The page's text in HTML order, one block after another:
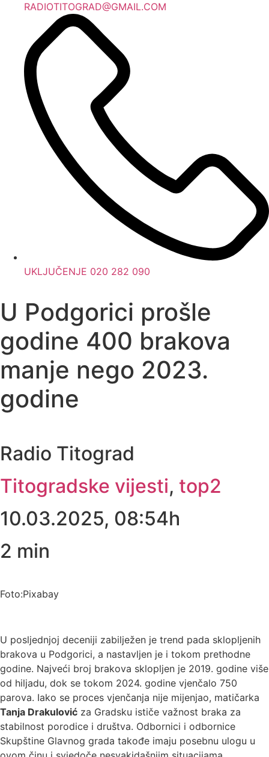
RADIOTITOGRAD@GMAIL.COM
UKLJUČENJE 020 282 090
U Podgorici prošle
godine 400 brakova
manje nego 2023.
godine
Radio Titograd
Titogradske vijesti, top2
10.03.2025, 08:54h
2 min
Foto:Pixabay
U posljednjoj deceniji zabilježen je trend pada sklopljenih
brakova u Podgorici, a nastavljen je i tokom prethodne
godine. Najveći broj brakova sklopljen je 2019. godine više
od hiljadu, dok se tokom 2024. godine vjenčalo 750
parova. Iako se proces vjenčanja nije mijenjao, matičarka
Tanja Drakulović za Gradsku ističe važnost braka za
stabilnost porodice i društva. Odbornici i odbornice
Skupštine Glavnog grada takođe imaju posebnu ulogu u